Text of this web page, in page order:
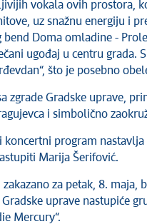
vokala ovih prostora,
uz snažnu energiju i
bend Doma omladine -
ugođaj u centru grada.
što je posebno
zgrade Gradske uprave,
i simbolično
program nastavlja
Marija Šerifović.
zakazano za petak, 8. maja,
uprave nastupiće
Mercury“.